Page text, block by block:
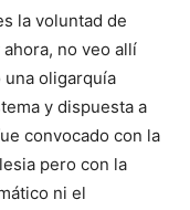
la voluntad de
no veo allí
oligarquía
y dispuesta a
convocado con la
pero con la
ni el